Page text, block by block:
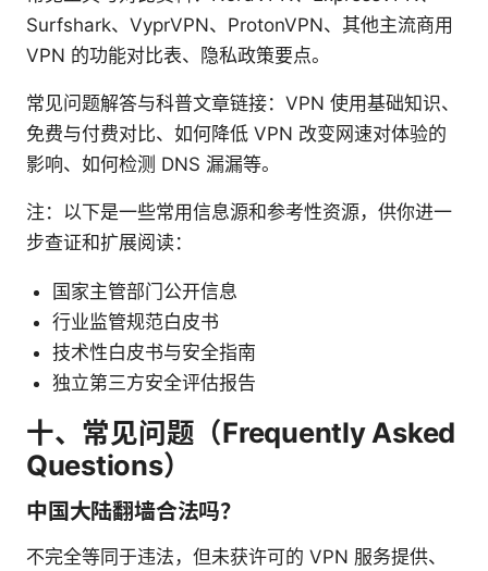
Surfshark、VyprVPN、ProtonVPN、其他主流商用
VPN 的功能对比表、隐私政策要点。
常见问题解答与科普文章链接：VPN 使用基础知识、
免费与付费对比、如何降低 VPN 改变网速对体验的
影响、如何检测 DNS 漏漏等。
注：以下是一些常用信息源和参考性资源，供你进一
步查证和扩展阅读：
国家主管部门公开信息
行业监管规范白皮书
技术性白皮书与安全指南
独立第三方安全评估报告
十、常见问题（Frequently Asked
Questions）
中国大陆翻墙合法吗？
不完全等同于违法，但未获许可的 VPN 服务提供、